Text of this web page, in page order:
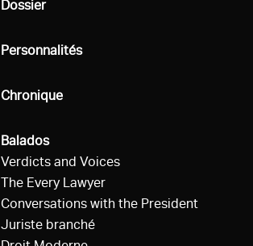
Tous
Dossier
Tous
Personnalités
Tous
Chronique
Tous
Balados
Verdicts and Voices
The Every Lawyer
Conversations with the President
Juriste branché